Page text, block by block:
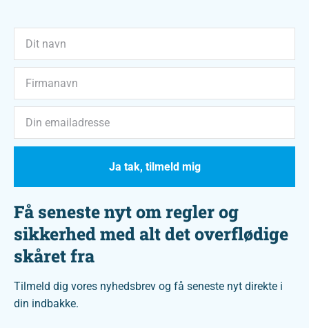
Få seneste nyt om regler og
sikkerhed med alt det overflødige
skåret fra
Tilmeld dig vores nyhedsbrev og få seneste nyt direkte i
din indbakke.
Ja tak, tilmeld mig